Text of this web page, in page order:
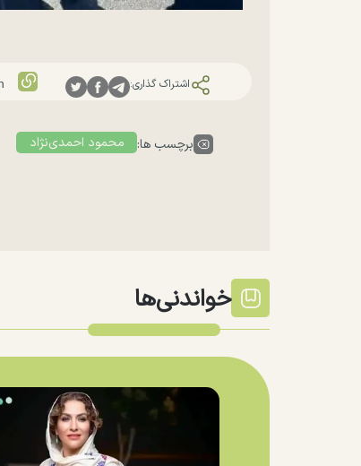
اشتراک گذاری:
برچسب ها: محمود احمدی‌نژاد
خواندنی‌ها